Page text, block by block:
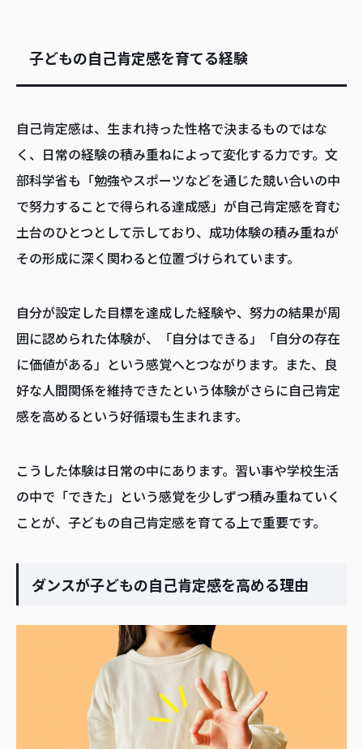
子どもの自己肯定感を育てる経験
自己肯定感は、生まれ持った性格で決まるものではな
く、日常の経験の積み重ねによって変化する力です。文
部科学省も「勉強やスポーツなどを通じた競い合いの中
で努力することで得られる達成感」が自己肯定感を育む
土台のひとつとして示しており、成功体験の積み重ねが
その形成に深く関わると位置づけられています。
自分が設定した目標を達成した経験や、努力の結果が周
囲に認められた体験が、「自分はできる」「自分の存在
に価値がある」という感覚へとつながります。また、良
好な人間関係を維持できたという体験がさらに自己肯定
感を高めるという好循環も生まれます。
こうした体験は日常の中にあります。習い事や学校生活
の中で「できた」という感覚を少しずつ積み重ねていく
ことが、子どもの自己肯定感を育てる上で重要です。
ダンスが子どもの自己肯定感を高める理由